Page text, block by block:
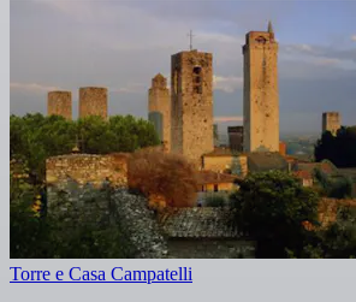
Torre e Casa Campatelli